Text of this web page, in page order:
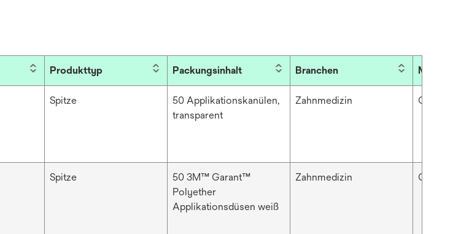
Produkttyp Packungsinhalt Branchen Marke
Spitze
50 Applikationskanülen,
transparent
Zahnmedizin Garant™
Spitze
50 3M™ Garant™
Polyether
Applikationsdüsen weiß
Zahnmedizin Garant™